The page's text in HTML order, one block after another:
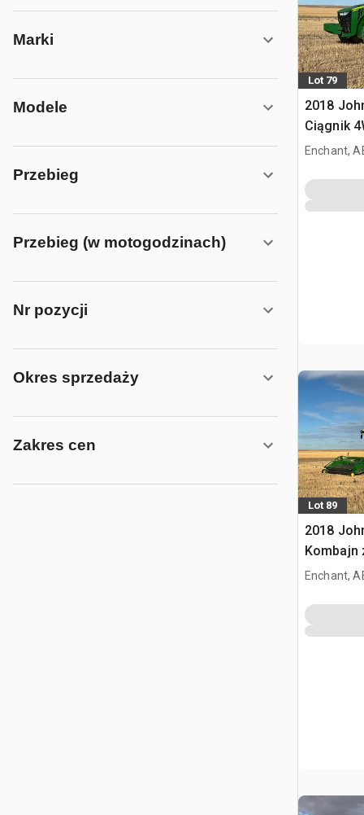
Marki
Modele
Przebieg
Przebieg (w motogodzinach)
Nr pozycji
Okres sprzedaży
Zakres cen
Lot 79
2018
Ciągnik
Enchant,
Lot 89
2018
Kombajn
Enchant,